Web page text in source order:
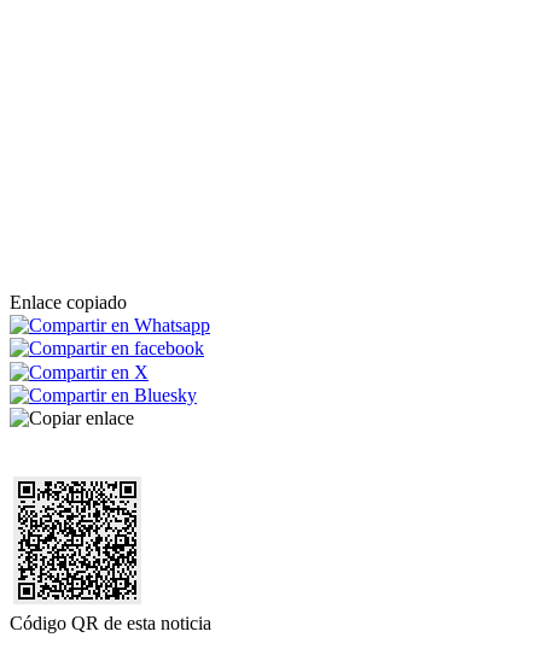
Enlace copiado
Código QR de esta noticia